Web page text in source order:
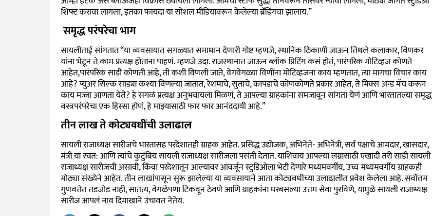
शिफ्ट करावा लागला, इतका फायदा या सोशल मीडियावरून केलेल्या ब्रँडिंगचा झालाय.”
समृद्ध परंपरेचा भाग
सायलीताई सांगतात“या व्यवसायात सगळ्यात समाधान देणारी गोष्ट म्हणजे, स्थानिक ठिकाणी जाऊन तिथले कलाकार, विणकर
यांना भेटून ते काम प्रत्यक्ष होताना पाहणं. म्हणजे उदा. राजस्थानात जाऊन ब्लॉक प्रिटिंग कसं होतं, पारंपरिक मोटिव्हज कोणते
आहेत,पारंपरिक साडी कोणती आहे, ती कशी विणली जाते, वेगवेगळ्या विणींना मोटिव्हजना काय म्हणतात,त्या मागचा विचार काय
आहे?प्युअर सिल्क साड्या कश्या विणल्या जातात, रेशमाचे, सुताचे, कापडाचे कोणकोणते प्रकार आहेत, ते मिक्स अन्ड मॅच करून
काय मज्जा आणता येते?हे सगळं प्रत्यक्ष अनुभवायला मिळणं, ते आपल्या ग्राहकांना समजावून सांगता येणं आणि भारतातल्या समृद्ध
वस्त्रपरंपरेचा एक हिस्सा होणं, हे माझ्यासाठी फार फार आनंददायी आहे.”
तीन लाख ते कोट्यवधींची उलाढाल
सायली राजाध्यक्ष सारीजचे भारतासह परदेशातही ग्राहक आहेत. प्रसिद्ध उद्योजक, अभिनेते- अभिनेत्री, सर्व पक्षाचे आमदार, खासदार,
मंत्री या स्वत:आणि त्यांचे कुटुंबिय सायली राजाध्यक्ष सारीजला पसंती देतात. याशिवाय आपल्या लग्नासाठी एखादी तरी साडी सायली
राजाध्यक्ष सारीजची असावी, किंवा परदेशातून आल्यावर आवर्जून स्टुडिओला भेटी देणारे मध्यमवर्गीय, उच्च मध्यमवर्गीय ग्राहकही
मोठ्या संख्येने आहेत. तीन लाखांपासून सुरू झालेल्या या व्यवसायाने आता कोट्यवधीच्या उलाढालीत प्रवेश केलेला आहे. सर्वोत्तम
गुणवत्तेत तडजोड नाही, सातत्य, वेगळेपणा टिकवून ठेवणे आणि ग्राहकांना घरबसल्या उत्तम सेवा पुरविणे, यामुळे सायली राजाध्यक्ष
सारीज आपलं नाव दिमाखाने उंचावत नेतेय.